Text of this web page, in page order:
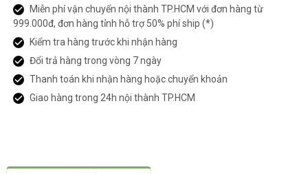
Miễn phí vận chuyển nội thành TP.HCM với đơn hàng từ
999.000đ, đơn hàng tỉnh hỗ trợ 50% phí ship (*)
Kiểm tra hàng trước khi nhận hàng
Đổi trả hàng trong vòng 7 ngày
Thanh toán khi nhận hàng hoặc chuyển khoản
Giao hàng trong 24h nội thành TP.HCM